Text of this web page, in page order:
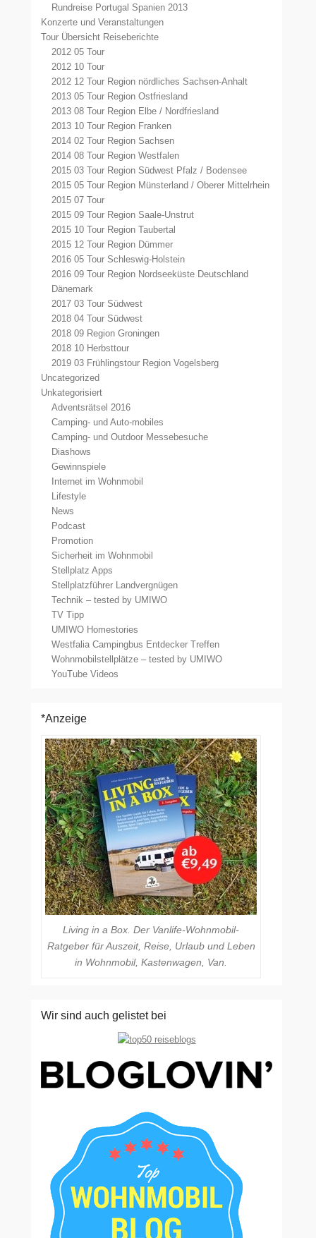
Rundreise Portugal Spanien 2013
Konzerte und Veranstaltungen
Tour Übersicht Reiseberichte
2012 05 Tour
2012 10 Tour
2012 12 Tour Region nördliches Sachsen-Anhalt
2013 05 Tour Region Ostfriesland
2013 08 Tour Region Elbe / Nordfriesland
2013 10 Tour Region Franken
2014 02 Tour Region Sachsen
2014 08 Tour Region Westfalen
2015 03 Tour Region Südwest Pfalz / Bodensee
2015 05 Tour Region Münsterland / Oberer Mittelrhein
2015 07 Tour
2015 09 Tour Region Saale-Unstrut
2015 10 Tour Region Taubertal
2015 12 Tour Region Dümmer
2016 05 Tour Schleswig-Holstein
2016 09 Tour Region Nordseeküste Deutschland
Dänemark
2017 03 Tour Südwest
2018 04 Tour Südwest
2018 09 Region Groningen
2018 10 Herbsttour
2019 03 Frühlingstour Region Vogelsberg
Uncategorized
Unkategorisiert
Adventsrätsel 2016
Camping- und Auto-mobiles
Camping- und Outdoor Messebesuche
Diashows
Gewinnspiele
Internet im Wohnmobil
Lifestyle
News
Podcast
Promotion
Sicherheit im Wohnmobil
Stellplatz Apps
Stellplatzführer Landvergnügen
Technik – tested by UMIWO
TV Tipp
UMIWO Homestories
Westfalia Campingbus Entdecker Treffen
Wohnmobilstellplätze – tested by UMIWO
YouTube Videos
*Anzeige
Living in a Box. Der Vanlife-Wohnmobil-
Ratgeber für Auszeit, Reise, Urlaub und Leben
in Wohnmobil, Kastenwagen, Van.
Wir sind auch gelistet bei